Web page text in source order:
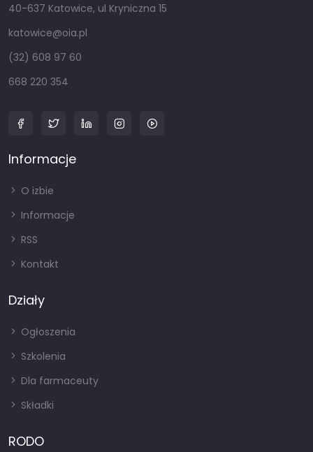
40-637 Katowice, ul Kryniczna 15
katowice@oia.pl
(32) 608 97 60
668 220 354
Informacje
O izbie
Informacje
RSS
Kontakt
Działy
Ogłoszenia
Szkolenia
Dla farmaceuty
Składki
RODO